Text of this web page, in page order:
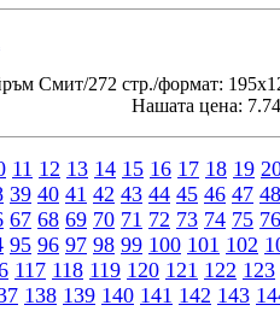
Смит/272 стр./формат:
Нашата цена:
11 12 13 14 15 16 17 18 19
39 40 41 42 43 44 45 46 47 48
67 68 69 70 71 72 73 74 75 76
95 96 97 98 99 100 101 102
117 118 119 120 121 122 123
138 139 140 141 142 143